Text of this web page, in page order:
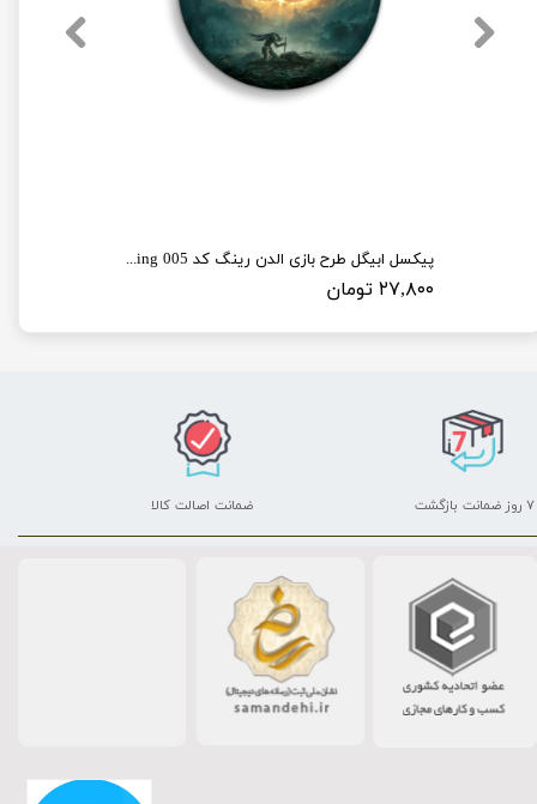
پیکسل ابیگل طرح بازی الدن رینگ کد elden ring 005
۲۷,۸۰۰ تومان
۷ روز ضمانت بازگشت ضمانت اصالت کالا